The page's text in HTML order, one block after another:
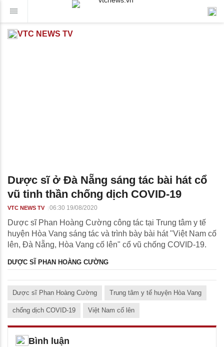
VTC NEWS TV
Dược sĩ ở Đà Nẵng sáng tác bài hát cổ
vũ tinh thần chống dịch COVID-19
VTC NEWS TV 06:30 19/08/2020
Dược sĩ Phan Hoàng Cường công tác tại Trung tâm y tế
huyện Hòa Vang sáng tác và trình bày bài hát "Việt Nam cố
lên, Đà Nẵng, Hòa Vang cố lên" cổ vũ chống COVID-19.
DƯỢC SĨ PHAN HOÀNG CƯỜNG
Dược sĩ Phan Hoàng Cường Trung tâm y tế huyện Hòa Vang
chống dịch COVID-19 Việt Nam cố lên
Bình luận